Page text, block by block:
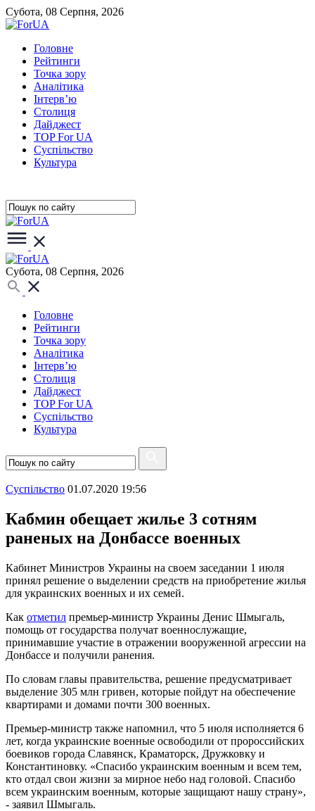
Субота, 08 Серпня, 2026
Головне
Рейтинги
Точка зору
Аналітика
Інтерв’ю
Столиця
Дайджест
TOP For UA
Суспiльство
Культура
Субота, 08 Серпня, 2026
Головне
Рейтинги
Точка зору
Аналітика
Інтерв’ю
Столиця
Дайджест
TOP For UA
Суспiльство
Культура
Суспiльство 01.07.2020 19:56
Кабмин обещает жилье 3 сотням
раненых на Донбассе военных
Кабинет Министров Украины на своем заседании 1 июля
принял решение о выделении средств на приобретение жилья
для украинских военных и их семей.
Как отметил премьер-министр Украины Денис Шмыгаль,
помощь от государства получат военнослужащие,
принимавшие участие в отражении вооруженной агрессии на
Донбассе и получили ранения.
По словам главы правительства, решение предусматривает
выделение 305 млн гривен, которые пойдут на обеспечение
квартирами и домами почти 300 военных.
Премьер-министр также напомнил, что 5 июля исполняется 6
лет, когда украинские военные освободили от пророссийских
боевиков города Славянск, Краматорск, Дружковку и
Константиновку. «Спасибо украинским военным и всем тем,
кто отдал свои жизни за мирное небо над головой. Спасибо
всем украинским военным, которые защищают нашу страну»,
- заявил Шмыгаль.